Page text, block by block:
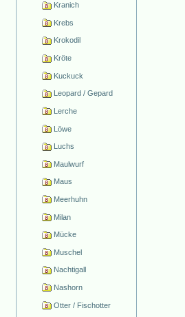
Kranich
Krebs
Krokodil
Kröte
Kuckuck
Leopard / Gepard
Lerche
Löwe
Luchs
Maulwurf
Maus
Meerhuhn
Milan
Mücke
Muschel
Nachtigall
Nashorn
Otter / Fischotter